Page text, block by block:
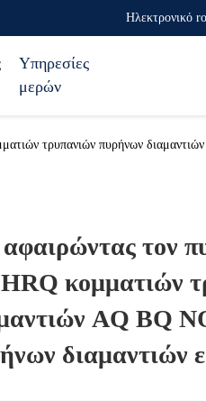
Ηλεκτρονικό
Υπηρεσίες
μερών
τρυπανιών πυρήνων
τον
κομματιών
AQ BQ
διαμαντιών